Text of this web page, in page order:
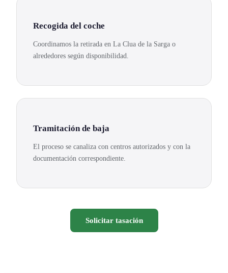
Recogida del coche
Coordinamos la retirada en La Clua de la Sarga o
alrededores según disponibilidad.
Tramitación de baja
El proceso se canaliza con centros autorizados y con la
documentación correspondiente.
Solicitar tasación